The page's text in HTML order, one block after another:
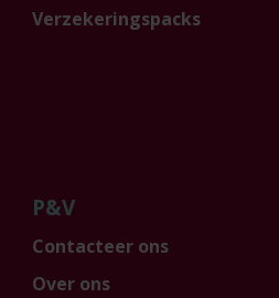
Verzekeringspacks
P&V
Contacteer ons
Over ons